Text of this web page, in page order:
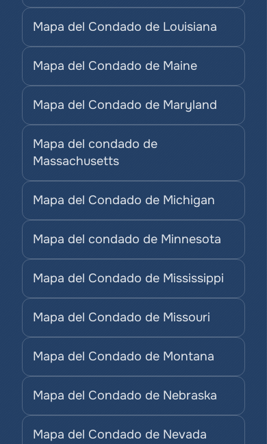
Mapa del Condado de Louisiana
Mapa del Condado de Maine
Mapa del Condado de Maryland
Mapa del condado de
Massachusetts
Mapa del Condado de Michigan
Mapa del condado de Minnesota
Mapa del Condado de Mississippi
Mapa del Condado de Missouri
Mapa del Condado de Montana
Mapa del Condado de Nebraska
Mapa del Condado de Nevada